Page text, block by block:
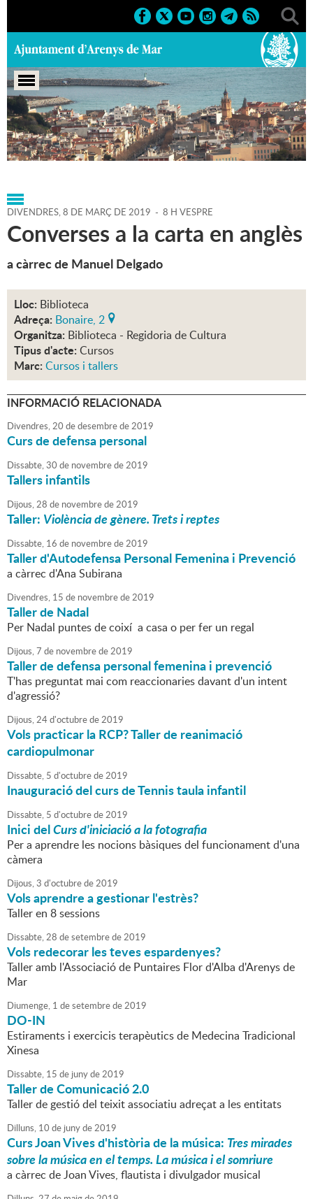
Portada > Agenda > 08-03-
2019 > Marcs > Població > 2019 > Cursos i tallers
DIVENDRES,8 DE MARÇ DE 2019 - 8 H VESPRE
Converses a la carta en anglès
a càrrec de Manuel Delgado
Lloc: Biblioteca
Adreça: Bonaire, 2
Organitza: Biblioteca - Regidoria de Cultura
Tipus d'acte: Cursos
Marc: Cursos i tallers
INFORMACIÓ RELACIONADA
Divendres,20 dedesembrede2019
Curs de defensa personal
Dissabte,30 de novembrede2019
Tallers infantils
Dijous,28 de novembrede2019
Taller: Violència de gènere. Trets i reptes
Dissabte, 16 de novembrede2019
Taller d'Autodefensa Personal Femenina i Prevenció
a càrrec d'Ana Subirana
Divendres, 15 de novembrede2019
Taller de Nadal
Per Nadal puntes de coixí a casa o per fer un regal
Dijous,7 de novembrede2019
Taller de defensa personal femenina i prevenció
T'has preguntat mai com reaccionaries davant d'un intent
d'agressió?
Dijous,24d'octubrede2019
Vols practicar la RCP? Taller de reanimació
cardiopulmonar
Dissabte, 5 d'octubrede2019
Inauguració del curs de Tennis taula infantil
Dissabte, 5 d'octubrede2019
Inici delCurs d'iniciació a la fotografia
Per a aprendre les nocions bàsiques del funcionament d'una
càmera
Dijous,3 d'octubrede2019
Vols aprendre a gestionar l'estrès?
Taller en 8 sessions
Dissabte,28 desetembrede2019
Vols redecorar les teves espardenyes?
Taller amb l'Associació de Puntaires Flor d'Alba d'Arenys de
Mar
Diumenge, 1 desetembrede2019
DO-IN
Estiraments i exercicis terapèutics de Medecina Tradicional
Xinesa
Dissabte, 15 de junyde2019
Taller de Comunicació 2.0
Taller de gestió del teixit associatiu adreçat a les entitats
Dilluns, 10 de junyde2019
Curs Joan Vives d'història de la música: Tres mirades
sobre la música en el temps. La música i el somriure
a càrrec de Joan Vives, flautista i divulgador musical